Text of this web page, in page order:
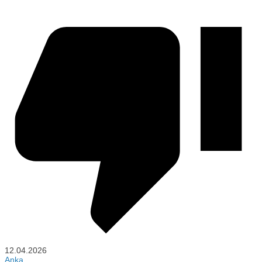
12.04.2026
Anka